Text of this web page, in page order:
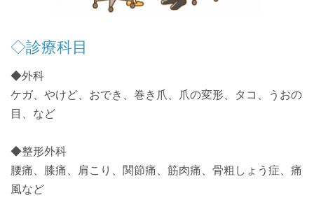
◇診療科目
◆外科
ケガ、やけど、おでき、巻き爪、爪の変形、タコ、うおの
目、など
◆整形外科
腰痛、膝痛、肩こり、関節痛、筋肉痛、骨粗しょう症、痛
風など